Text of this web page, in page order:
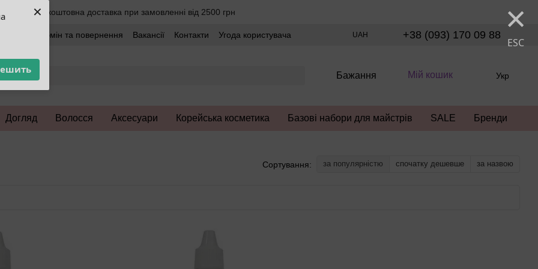
× ×
ESC
Безкоштовна доставка при замовленні від 2500 грн
Обмін та повернення Вакансії Контакти
Угода користувача
UAH +38 (093) 170 09 88
Бажання Мій кошик Укр
Догляд Волосся Аксесуари Корейська косметика Базові набори для майстрів SALE Бренди
Сортування: за популярністю спочатку дешевше за назвою